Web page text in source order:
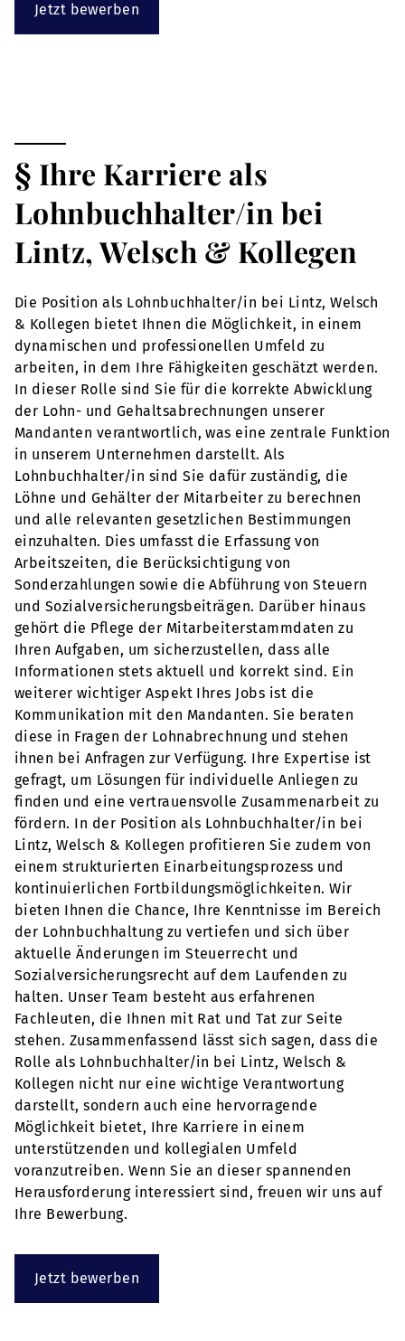
Jetzt bewerben
§ Ihre Karriere als
Lohnbuchhalter/in bei
Lintz, Welsch & Kollegen
Die Position als Lohnbuchhalter/in bei Lintz, Welsch
& Kollegen bietet Ihnen die Möglichkeit, in einem
dynamischen und professionellen Umfeld zu
arbeiten, in dem Ihre Fähigkeiten geschätzt werden.
In dieser Rolle sind Sie für die korrekte Abwicklung
der Lohn- und Gehaltsabrechnungen unserer
Mandanten verantwortlich, was eine zentrale Funktion
in unserem Unternehmen darstellt. Als
Lohnbuchhalter/in sind Sie dafür zuständig, die
Löhne und Gehälter der Mitarbeiter zu berechnen
und alle relevanten gesetzlichen Bestimmungen
einzuhalten. Dies umfasst die Erfassung von
Arbeitszeiten, die Berücksichtigung von
Sonderzahlungen sowie die Abführung von Steuern
und Sozialversicherungsbeiträgen. Darüber hinaus
gehört die Pflege der Mitarbeiterstammdaten zu
Ihren Aufgaben, um sicherzustellen, dass alle
Informationen stets aktuell und korrekt sind. Ein
weiterer wichtiger Aspekt Ihres Jobs ist die
Kommunikation mit den Mandanten. Sie beraten
diese in Fragen der Lohnabrechnung und stehen
ihnen bei Anfragen zur Verfügung. Ihre Expertise ist
gefragt, um Lösungen für individuelle Anliegen zu
finden und eine vertrauensvolle Zusammenarbeit zu
fördern. In der Position als Lohnbuchhalter/in bei
Lintz, Welsch & Kollegen profitieren Sie zudem von
einem strukturierten Einarbeitungsprozess und
kontinuierlichen Fortbildungsmöglichkeiten. Wir
bieten Ihnen die Chance, Ihre Kenntnisse im Bereich
der Lohnbuchhaltung zu vertiefen und sich über
aktuelle Änderungen im Steuerrecht und
Sozialversicherungsrecht auf dem Laufenden zu
halten. Unser Team besteht aus erfahrenen
Fachleuten, die Ihnen mit Rat und Tat zur Seite
stehen. Zusammenfassend lässt sich sagen, dass die
Rolle als Lohnbuchhalter/in bei Lintz, Welsch &
Kollegen nicht nur eine wichtige Verantwortung
darstellt, sondern auch eine hervorragende
Möglichkeit bietet, Ihre Karriere in einem
unterstützenden und kollegialen Umfeld
voranzutreiben. Wenn Sie an dieser spannenden
Herausforderung interessiert sind, freuen wir uns auf
Ihre Bewerbung.
Jetzt bewerben